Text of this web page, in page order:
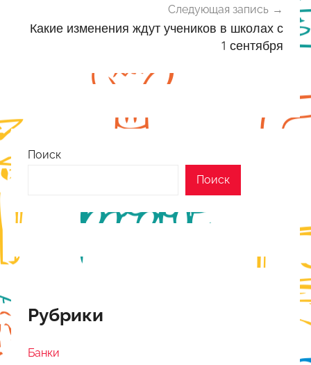
Следующая запись
Какие изменения ждут учеников в школах с
1 сентября
Поиск
Поиск
Рубрики
Банки